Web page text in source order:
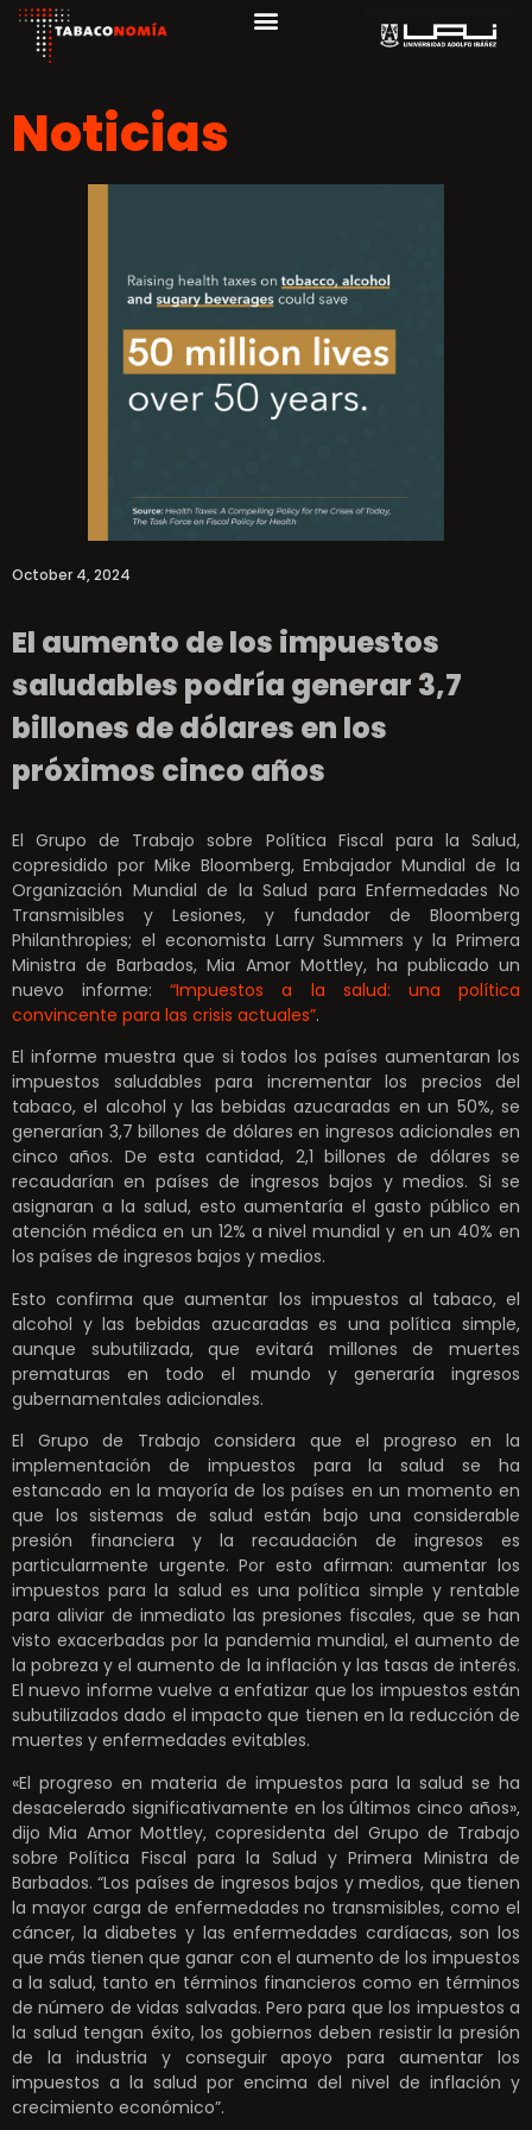
Noticias
October 4, 2024
El aumento de los impuestos
saludables podría generar 3,7
billones de dólares en los
próximos cinco años
El Grupo de Trabajo sobre Política Fiscal para la Salud,
copresidido por Mike Bloomberg, Embajador Mundial de la
Organización Mundial de la Salud para Enfermedades No
Transmisibles y Lesiones, y fundador de Bloomberg
Philanthropies; el economista Larry Summers y la Primera
Ministra de Barbados, Mia Amor Mottley, ha publicado un
nuevo informe:“Impuestos a la salud: una política
convincente para las crisis actuales”.
El informe muestra que si todos los países aumentaran los
impuestos saludables para incrementar los precios del
tabaco, el alcohol y las bebidas azucaradas en un 50%, se
generarían 3,7 billones de dólares en ingresos adicionales en
cinco años. De esta cantidad, 2,1 billones de dólares se
recaudarían en países de ingresos bajos y medios. Si se
asignaran a la salud, esto aumentaría el gasto público en
atención médica en un 12% a nivel mundial y en un 40% en
los países de ingresos bajos y medios.
Esto confirma que aumentar los impuestos al tabaco, el
alcohol y las bebidas azucaradas es una política simple,
aunque subutilizada, que evitará millones de muertes
prematuras en todo el mundo y generaría ingresos
gubernamentales adicionales.
El Grupo de Trabajo considera que el progreso en la
implementación de impuestos para la salud se ha
estancado en la mayoría de los países en un momento en
que los sistemas de salud están bajo una considerable
presión financiera y la recaudación de ingresos es
particularmente urgente. Por esto afirman: aumentar los
impuestos para la salud es una política simple y rentable
para aliviar de inmediato las presiones fiscales, que se han
visto exacerbadas por la pandemia mundial, el aumento de
la pobreza y el aumento de la inflación y las tasas de interés.
El nuevo informe vuelve a enfatizar que los impuestos están
subutilizados dado el impacto que tienen en la reducción de
muertes y enfermedades evitables.
«El progreso en materia de impuestos para la salud se ha
desacelerado significativamente en los últimos cinco años»,
dijo Mia Amor Mottley, copresidenta del Grupo de Trabajo
sobre Política Fiscal para la Salud y Primera Ministra de
Barbados. “Los países de ingresos bajos y medios, que tienen
la mayor carga de enfermedades no transmisibles, como el
cáncer, la diabetes y las enfermedades cardíacas, son los
que más tienen que ganar con el aumento de los impuestos
a la salud, tanto en términos financieros como en términos
de número de vidas salvadas. Pero para que los impuestos a
la salud tengan éxito, los gobiernos deben resistir la presión
de la industria y conseguir apoyo para aumentar los
impuestos a la salud por encima del nivel de inflación y
crecimiento económico”.